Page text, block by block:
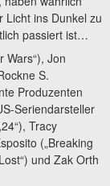
Licht ins Dunkel zu
passiert ist…
Wars“), Jon
S.
Produzenten
Seriendarsteller
Tracy
(„Breaking
und Zak Orth